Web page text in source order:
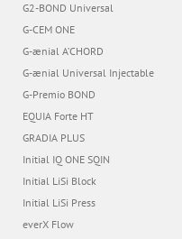
G2-BOND Universal
G-CEM ONE
G-ænial A’CHORD
G-ænial Universal Injectable
G-Premio BOND
EQUIA Forte HT
GRADIA PLUS
Initial IQ ONE SQIN
Initial LiSi Block
Initial LiSi Press
everX Flow